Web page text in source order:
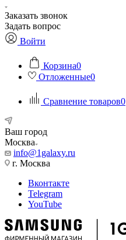
Заказать звонок
Задать вопрос
Войти
Корзина0
Отложенные0
Сравнение товаров0
Ваш город
Москва
info@1galaxy.ru
г. Москва
Вконтакте
Telegram
YouTube